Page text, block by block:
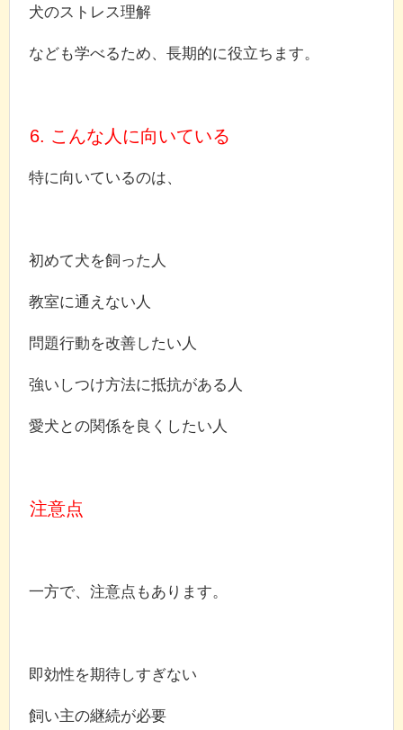
犬のストレス理解
なども学べるため、長期的に役立ちます。
6. こんな人に向いている
特に向いているのは、
初めて犬を飼った人
教室に通えない人
問題行動を改善したい人
強いしつけ方法に抵抗がある人
愛犬との関係を良くしたい人
注意点
一方で、注意点もあります。
即効性を期待しすぎない
飼い主の継続が必要